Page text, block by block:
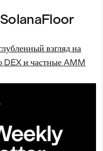
SolanaFloor
взгляд на
и частные AMM